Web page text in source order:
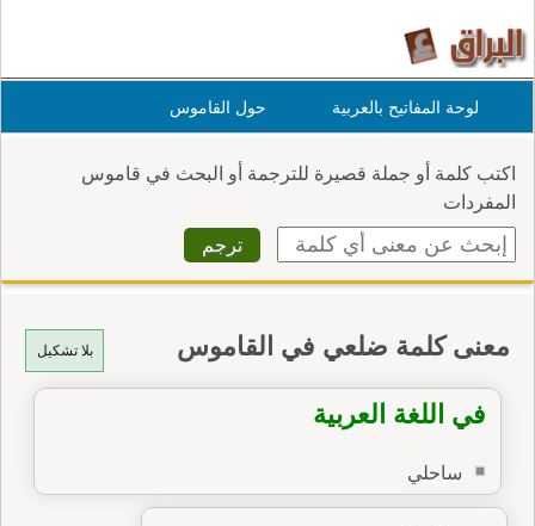
لوحة المفاتيح بالعربية حول القاموس
اكتب كلمة أو جملة قصيرة للترجمة أو البحث في قاموس
المفردات
بلا تشكيل معنى كلمة ضلعي في القاموس
في اللغة العربية
ساحلي